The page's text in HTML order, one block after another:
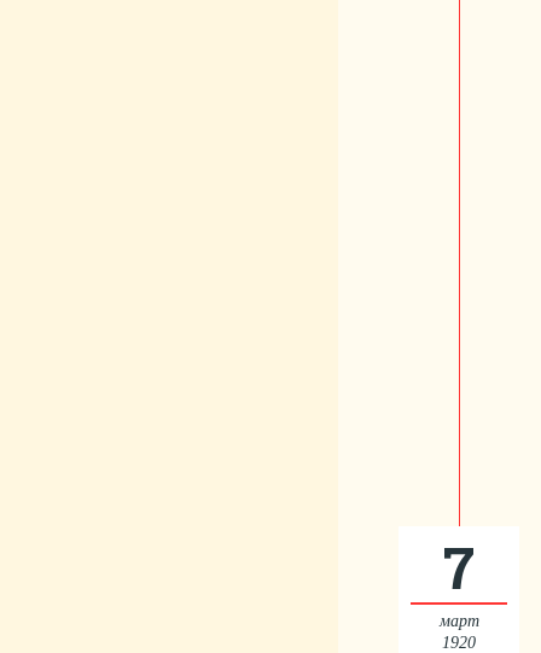
7
март
1920